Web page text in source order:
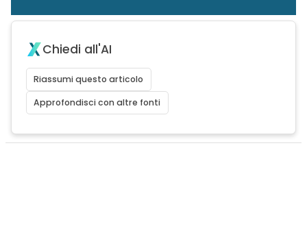
Chiedi all'AI
Riassumi questo articolo
Approfondisci con altre fonti